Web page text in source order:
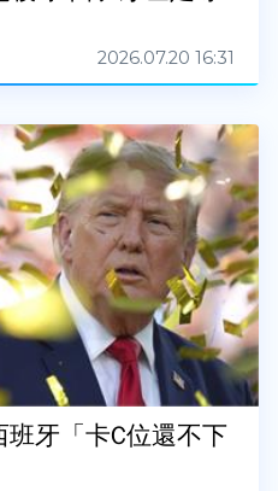
2026.07.20 16:31
牙「卡C位還不下